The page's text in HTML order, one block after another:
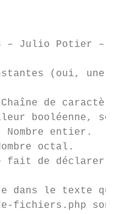
– Julio Potier –
(oui, une
de caractères
booléenne,
Nombre entier.
octal.
fait de déclarer
dans le texte
fichiers.php​ sont